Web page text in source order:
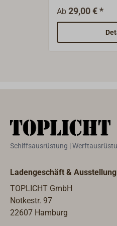
schmale Form,
& SUARDI Aus einem
sich seit 1961
FORESTI
Innenbeschläge und vor allem
hochwertiger
Schiffs- und
Ab 29,00 € *
Schiffsausrüstung |
Ladengeschäft & Ausstellung
TOPLICHT GmbH
Notkestr. 97
22607 Hamburg